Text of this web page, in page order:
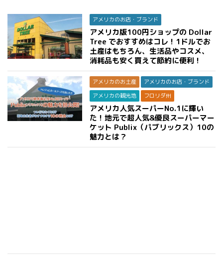
アメリカのお店・ブランド
アメリカ版100円ショップの Dollar
Tree でおすすめはコレ！1ドルでお
土産はもちろん、生活品やコスメ、
消耗品も安く買えて節約に便利！
アメリカのお土産
アメリカのお店・ブランド
アメリカの観光地
フロリダ州
アメリカ人気スーパーNo.1に輝い
た！地元で超人気&優良スーパーマー
ケット Publix（パブリックス）10の
魅力とは？